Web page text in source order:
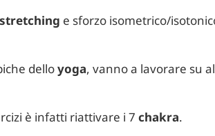
stretching e sforzo isometrico/
delloyoga, vanno a lavorare su
è infatti riattivare i 7chakra.